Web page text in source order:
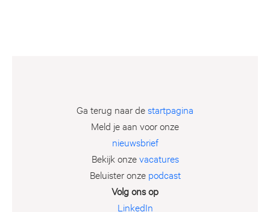
Ga terug naar destartpagina
Meld je aan voor onze
nieuwsbrief
Bekijk onzevacatures
Beluister onze podcast
Volg ons op
LinkedIn